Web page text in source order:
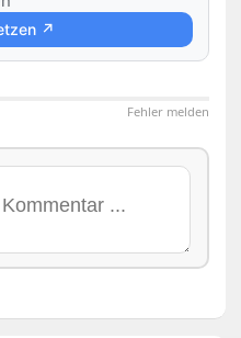
↗
Fehler melden